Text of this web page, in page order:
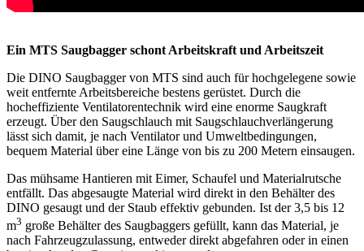
Ein MTS Saugbagger schont Arbeitskraft und Arbeitszeit
Die DINO Saugbagger von MTS sind auch für hochgelegene sowie
weit entfernte Arbeitsbereiche bestens gerüstet. Durch die
hocheffiziente Ventilatorentechnik wird eine enorme Saugkraft
erzeugt. Über den Saugschlauch mit Saugschlauchverlängerung
lässt sich damit, je nach Ventilator und Umweltbedingungen,
bequem Material über eine Länge von bis zu 200 Metern einsaugen.
Das mühsame Hantieren mit Eimer, Schaufel und Materialrutsche
entfällt. Das abgesaugte Material wird direkt in den Behälter des
DINO gesaugt und der Staub effektiv gebunden. Ist der 3,5 bis 12
m3 große Behälter des Saugbaggers gefüllt, kann das Material, je
nach Fahrzeugzulassung, entweder direkt abgefahren oder in einen